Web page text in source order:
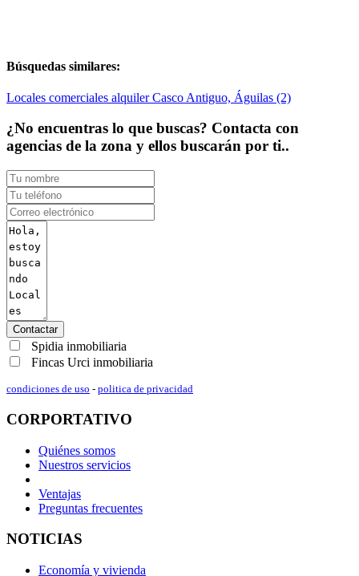
Búsquedas similares:
Locales comerciales alquiler Casco Antiguo, Águilas (2)
¿No encuentras lo que buscas? Contacta con
agencias de la zona y ellos buscarán por ti..
Contactar
Spidia inmobiliaria
Fincas Urci inmobiliaria
condiciones de uso - politica de privacidad
CORPORTATIVO
Quiénes somos
Nuestros servicios
Ventajas
Preguntas frecuentes
NOTICIAS
Economía y vivienda